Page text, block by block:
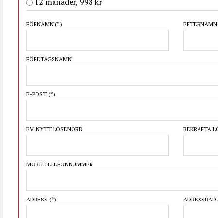
FÖRNAMN (*) EFTERNAMN
FÖRETAGSNAMN
E-POST (*)
EV. NYTT LÖSENORD BEKRÄFTA
MOBILTELEFONNUMMER
ADRESS (*) ADRESSRAD